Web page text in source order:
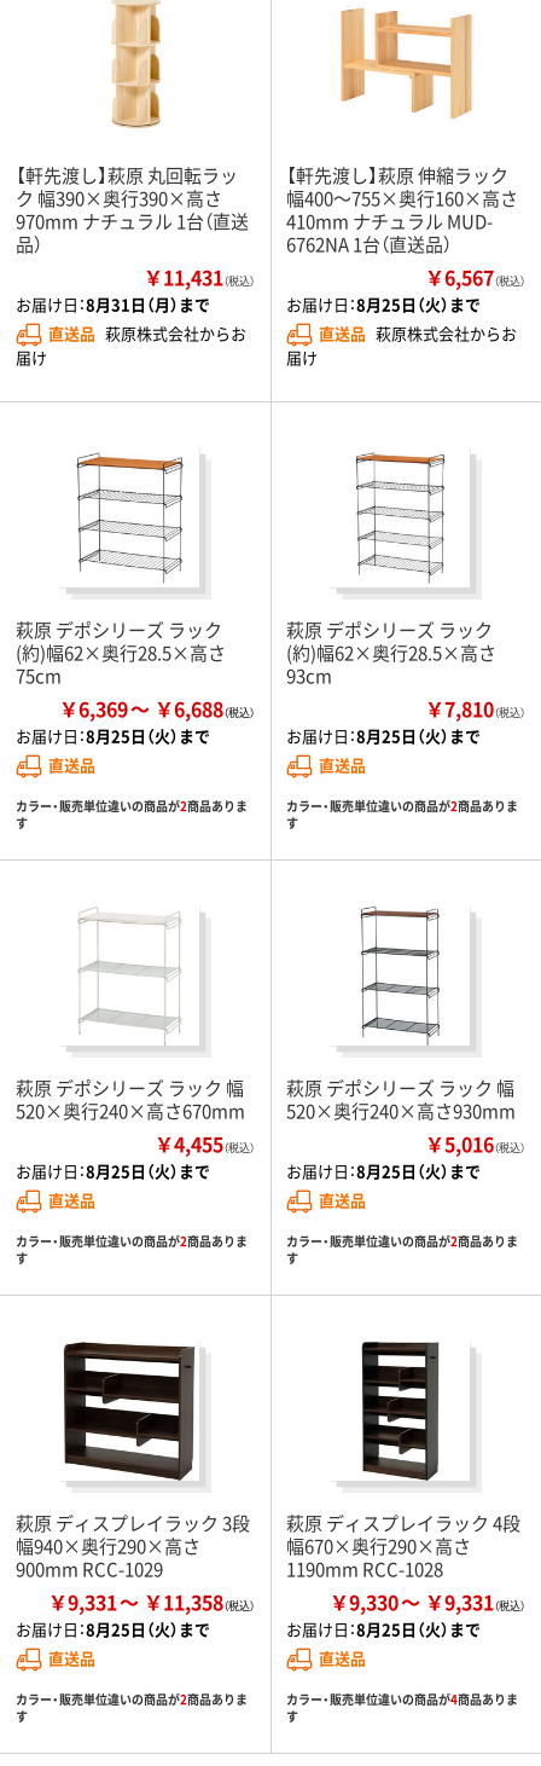
【軒先渡し】萩原 丸回転ラッ
ク 幅390×奥行390×高さ
970mm ナチュラル 1台（直送
品）
￥11,431（税込）
お届け日：8月31日（月）まで
直送品 萩原株式会社からお
届け
【軒先渡し】萩原 伸縮ラック
幅400～755×奥行160×高さ
410mm ナチュラル MUD-
6762NA 1台（直送品）
￥6,567（税込）
お届け日：8月25日（火）まで
直送品 萩原株式会社からお
届け
萩原 デポシリーズ ラック
(約)幅62×奥行28.5×高さ
75cm
￥6,369 ￥6,688
お届け日：8月25日（火）まで
直送品
カラー・販売単位違いの商品が2商品ありま
す
萩原 デポシリーズ ラック
(約)幅62×奥行28.5×高さ
93cm
￥7,810（税込）
お届け日：8月25日（火）まで
直送品
カラー・販売単位違いの商品が2商品ありま
す
萩原 デポシリーズ ラック 幅
520×奥行240×高さ670mm
￥4,455（税込）
お届け日：8月25日（火）まで
直送品
カラー・販売単位違いの商品が2商品ありま
す
萩原 デポシリーズ ラック 幅
520×奥行240×高さ930mm
￥5,016（税込）
お届け日：8月25日（火）まで
直送品
カラー・販売単位違いの商品が2商品ありま
す
萩原 ディスプレイラック 3段
幅940×奥行290×高さ
900mm RCC-1029
￥9,331 ￥11,358
お届け日：8月25日（火）まで
直送品
カラー・販売単位違いの商品が2商品ありま
す
萩原 ディスプレイラック 4段
幅670×奥行290×高さ
1190mm RCC-1028
￥9,330 ￥9,331
お届け日：8月25日（火）まで
直送品
カラー・販売単位違いの商品が4商品ありま
す